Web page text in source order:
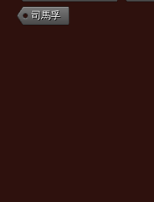
司馬孚